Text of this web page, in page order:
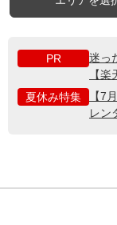
PR
迷っ
【楽
夏休み特集
【7
レン